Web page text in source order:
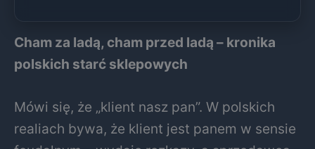
Cham za ladą, cham przed ladą – kronika
polskich starć sklepowych
Mówi się, że „klient nasz pan”. W polskich
realiach bywa, że klient jest panem w sensie